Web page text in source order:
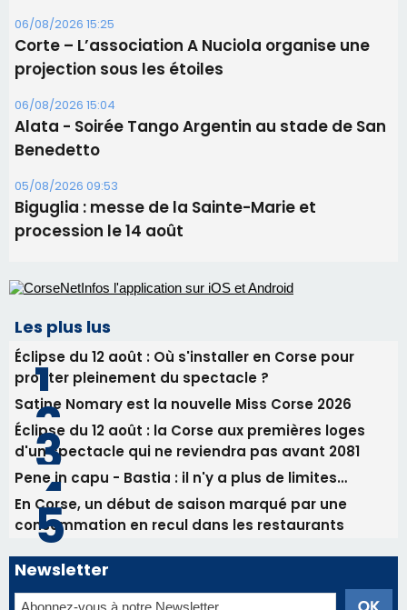
06/08/2026 15:25
Corte – L’association A Nuciola organise une
projection sous les étoiles
06/08/2026 15:04
Alata - Soirée Tango Argentin au stade de San
Benedetto
05/08/2026 09:53
Biguglia : messe de la Sainte-Marie et
procession le 14 août
Les plus lus
Éclipse du 12 août : Où s'installer en Corse pour
profiter pleinement du spectacle ?
Satine Nomary est la nouvelle Miss Corse 2026
Éclipse du 12 août : la Corse aux premières loges
d'un spectacle qui ne reviendra pas avant 2081
Pene in capu - Bastia : il n'y a plus de limites…
En Corse, un début de saison marqué par une
consommation en recul dans les restaurants
Newsletter